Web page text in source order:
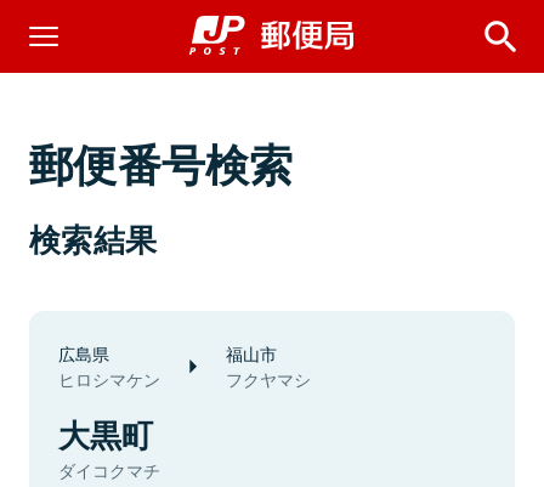
郵便番号検索
検索結果
広島県
ヒロシマケン
福山市
フクヤマシ
大黒町
ダイコクマチ